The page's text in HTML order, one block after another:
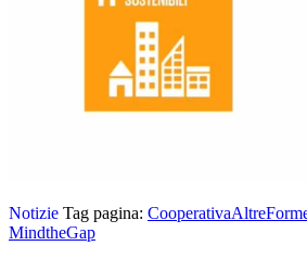
Notizie Tag pagina:
MindtheGap